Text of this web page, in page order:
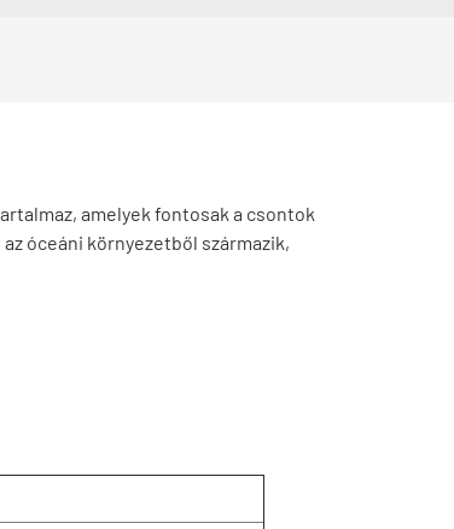
amelyek fontosak a csontok
óceáni környezetből származik,